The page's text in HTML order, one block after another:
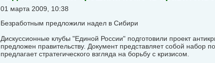
01 марта 2009, 10:38
Безработным предложили надел в Сибири
Дискуссионные клубы "Единой России" подготовили проект
предложен правительству. Документ представляет собой набор
предлагает стратегического взгляда на борьбу с кризисом.